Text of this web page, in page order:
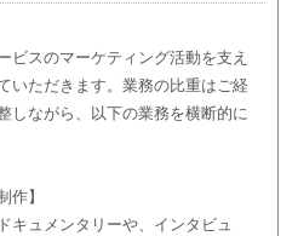
ビスのマーケティング活動を支え
いただきます。業務の比重はご経
しながら、以下の業務を横断的に
作】
キュメンタリーや、インタビュ